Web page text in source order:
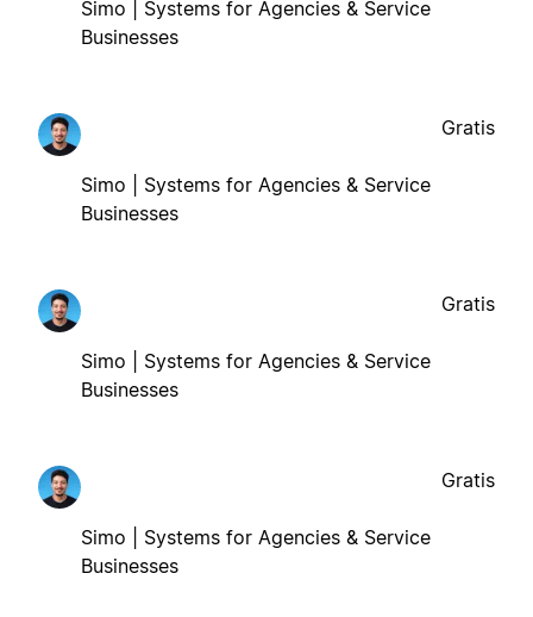
Simo | Systems for Agencies & Service
Businesses
Simo | Systems for Agencies & Service
Businesses
Gratis
Simo | Systems for Agencies & Service
Businesses
Gratis
Simo | Systems for Agencies & Service
Businesses
Gratis